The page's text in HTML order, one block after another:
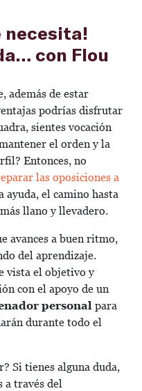
necesita!
con Flou
además de estar
podrías disfrutar
sientes vocación
el orden y la
Entonces, no
las oposiciones a
ayuda, el camino hasta
llano y llevadero.
avances a buen ritmo,
del aprendizaje.
vista el objetivo y
con el apoyo de un
personal para
durante todo el
Si tienes alguna duda,
a través del